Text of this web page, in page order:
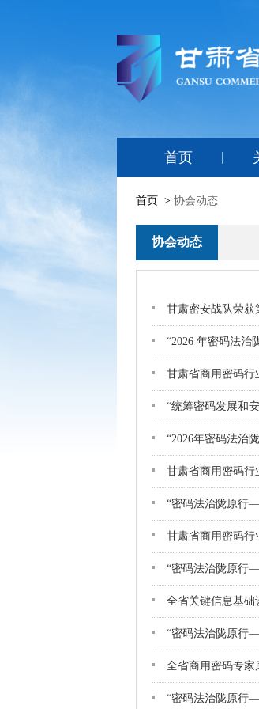
首页
首页 > 协会动态
协会动态
甘肃密安战队荣获
“2026 年密码法治
甘肃省商用密码行
“统筹密码发展和
“2026年密码法治
甘肃省商用密码行
“密码法治陇原行
甘肃省商用密码行
“密码法治陇原行
全省关键信息基础
“密码法治陇原行
全省商用密码专家
“密码法治陇原行